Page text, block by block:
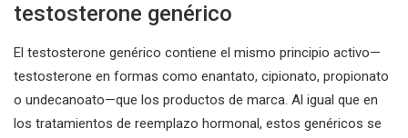
testosterone genérico
El testosterone genérico contiene el mismo principio activo—
testosterone en formas como enantato, cipionato, propionato
o undecanoato—que los productos de marca. Al igual que en
los tratamientos de reemplazo hormonal, estos genéricos se